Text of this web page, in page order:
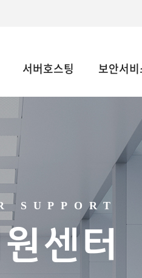
서버호스팅 보안서
SUPPORT
센터